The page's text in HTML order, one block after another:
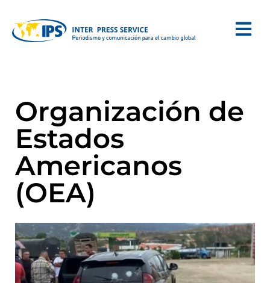
Organización de
Estados
Americanos
(OEA)